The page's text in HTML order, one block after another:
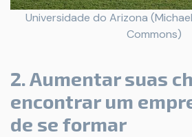
Universidade do Arizona
Commons)
2. Aumentar suas
encontrar um
de se formar